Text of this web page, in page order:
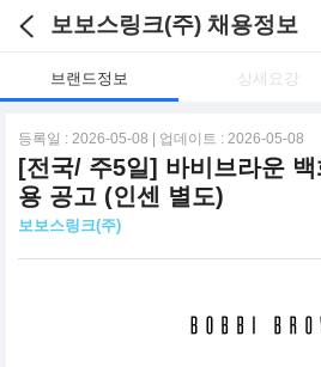
보보스링크(주) 채용정보
브랜드정보 상세요강
등록일 : 2026-05-08 | 업데이트 : 2026-05-08
[전국/ 주5일] 바비브라운
용 공고 (인센 별도)
보보스링크(주)